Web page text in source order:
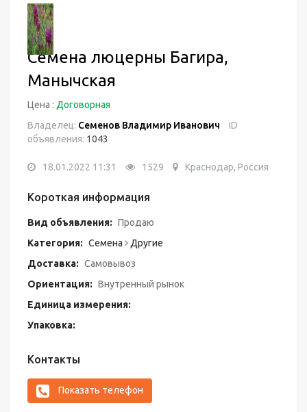
Семена люцерны Багира,
Манычская
Цена : Договорная
Владелец: Семенов Владимир Иванович
ID
объявления: 1043
18.01.2022 11:31 1529 Краснодар, Россия
Короткая информация
Вид объявления: Продаю
Категория: Семена
Другие
Доставка: Самовывоз
Ориентация: Внутренный рынок
Единица измерения:
Упаковка:
Контакты
Показать телефон